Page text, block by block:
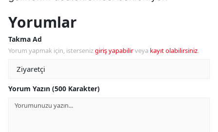
Yorumlar
Takma Ad
Yorum yapmak için, istersenizgiriş yapabilirveya kayıt olabilirsiniz.
Yorum Yazın (500 Karakter)